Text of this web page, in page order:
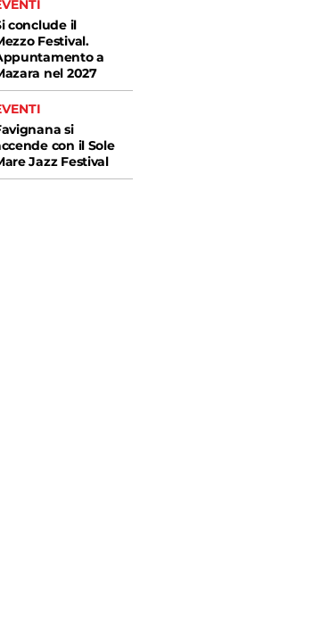
conclude il
Festival.
a
nel 2027
si
con il Sole
Jazz Festival